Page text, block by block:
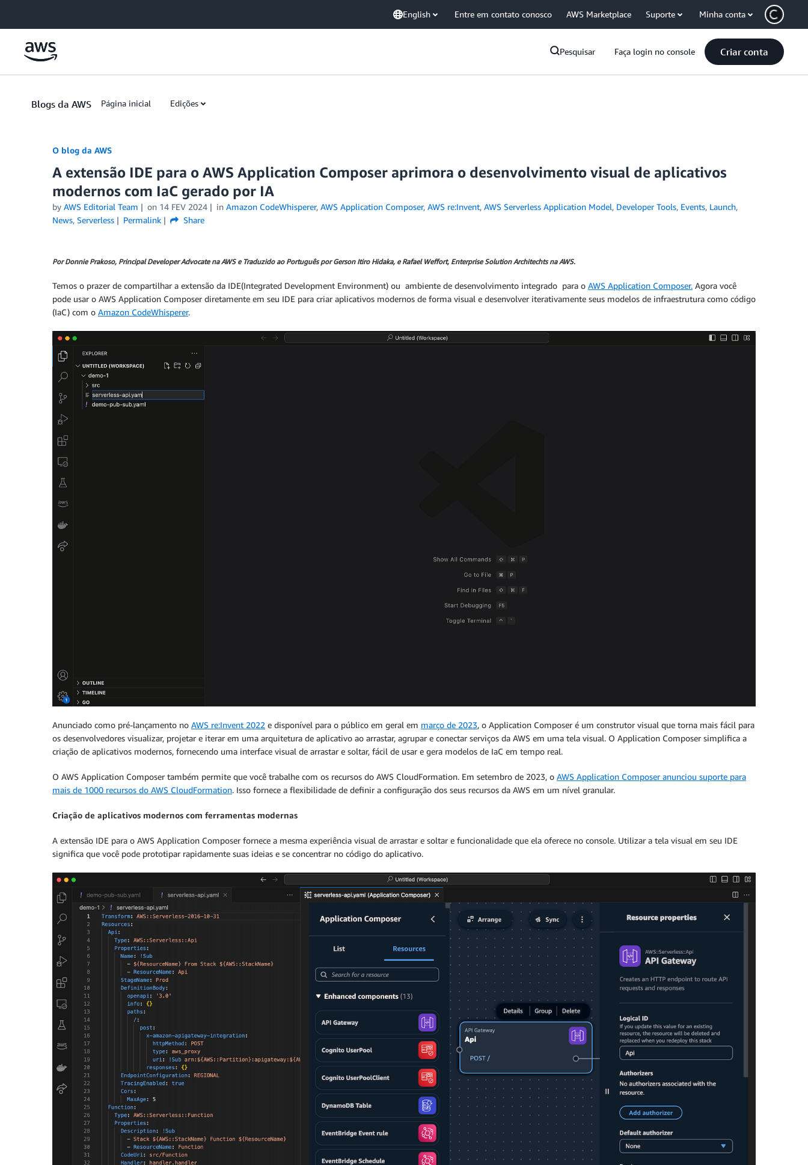
English Entre em contato conosco AWS Marketplace Suporte Minha conta
Pesquisar Faça login no console Criar conta
Blogs da AWS Página inicial Edições
O blog da AWS
A extensão IDE para o AWS Application Composer aprimora o desenvolvimento visual de aplicativos
modernos com IaC gerado por IA
by AWS Editorial Team on 14 FEV 2024 in Amazon CodeWhisperer, AWS Application Composer, AWS re:Invent, AWS Serverless Application Model, Developer Tools, Events, Launch,
News, Serverless Permalink Share
Por Donnie Prakoso, Principal Developer Advocate na AWS e Traduzido ao Português por Gerson Itiro Hidaka, e Rafael Weffort, Enterprise Solution Architechts na AWS.
Temos o prazer de compartilhar a extensão da IDE(Integrated Development Environment) ou ambiente de desenvolvimento integrado para o AWS Application Composer. Agora você
pode usar o AWS Application Composer diretamente em seu IDE para criar aplicativos modernos de forma visual e desenvolver iterativamente seus modelos de infraestrutura como código
(IaC) com o Amazon CodeWhisperer.
Anunciado como pré-lançamento no AWS re:Invent 2022 e disponível para o público em geral em março de 2023, o Application Composer é um construtor visual que torna mais fácil para
os desenvolvedores visualizar, projetar e iterar em uma arquitetura de aplicativo ao arrastar, agrupar e conectar serviços da AWS em uma tela visual. O Application Composer simplifica a
criação de aplicativos modernos, fornecendo uma interface visual de arrastar e soltar, fácil de usar e gera modelos de IaC em tempo real.
O AWS Application Composer também permite que você trabalhe com os recursos do AWS CloudFormation. Em setembro de 2023, o AWS Application Composer anunciou suporte para
mais de 1000 recursos do AWS CloudFormation. Isso fornece a flexibilidade de definir a configuração dos seus recursos da AWS em um nível granular.
Criação de aplicativos modernos com ferramentas modernas
A extensão IDE para o AWS Application Composer fornece a mesma experiência visual de arrastar e soltar e funcionalidade que ela oferece no console. Utilizar a tela visual em seu IDE
significa que você pode prototipar rapidamente suas ideias e se concentrar no código do aplicativo.